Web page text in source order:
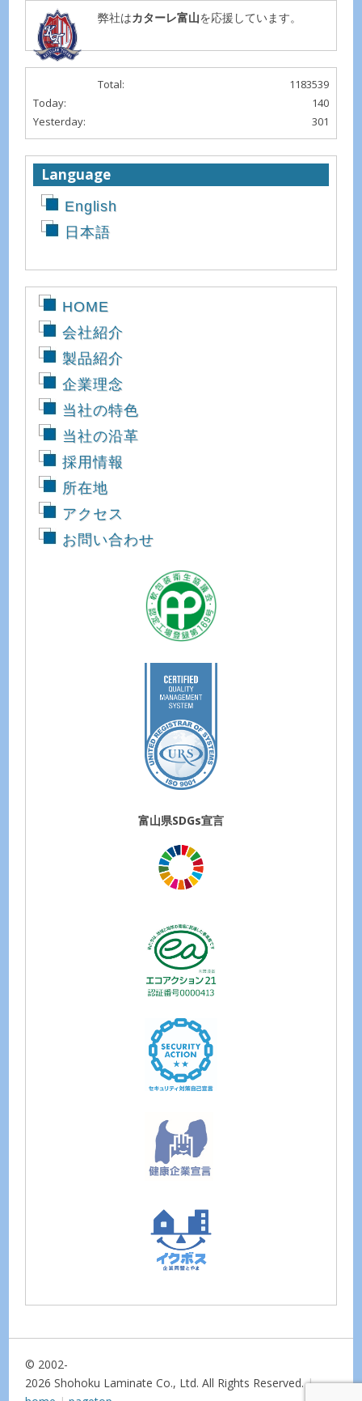
弊社はカターレ富山を応援しています。
1183539
Total:
140
Today:
301
Yesterday:
Language
English
日本語
HOME
会社紹介
製品紹介
企業理念
当社の特色
当社の沿革
採用情報
所在地
アクセス
お問い合わせ
富山県SDGs宣言
© 2002-
2026 Shohoku Laminate Co., Ltd. All Rights Reserved.